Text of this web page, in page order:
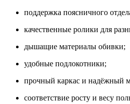
поддержка поясничного
качественные ролики для
дышащие материалы обивки;
удобные подлокотники;
прочный каркас и надёжный
соответствие росту и весу